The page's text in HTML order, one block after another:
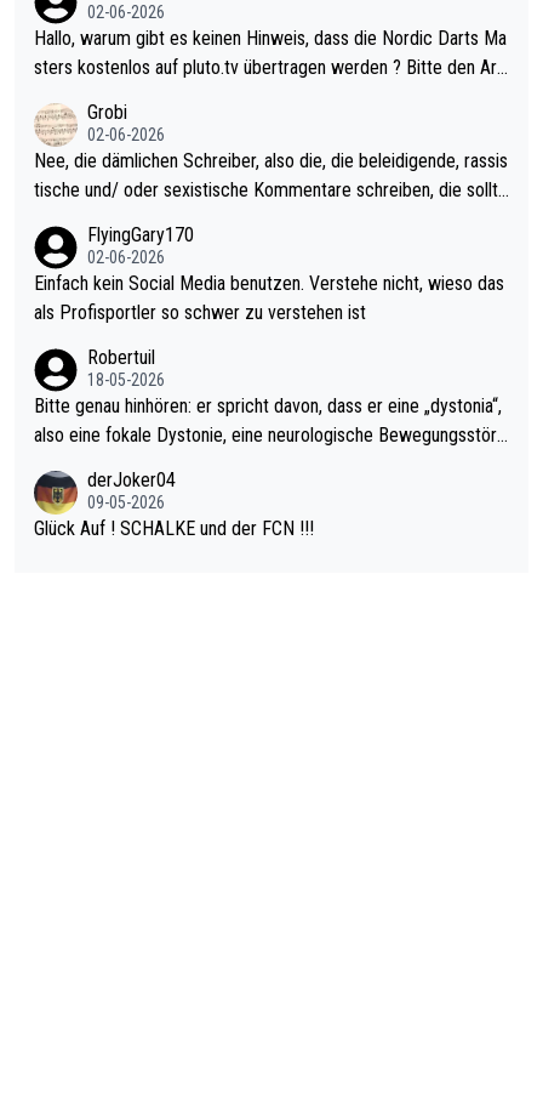
ziert. Somit ändert die automatische Qualifikation des Weltmei
sters erstmal nichts. Ich denke sie wollen damit für nächstes J
ohl wenig WDF Turniere spielen. Dies war bei Archie Self letzt
es Jahr der Fall. Er musste als amtierender Weltmeister durch
den Qualifier und ich glaube kaum, dass Mitchel sich das (in Ve
gas) antun würde, wenn er doch eigentlich die PDC-WM als Zi
el hat.
02-06-2026
Hallo, warum gibt es keinen Hinweis, dass die Nordic Darts Ma
sters kostenlos auf pluto.tv übertragen werden ? Bitte den Arti
Grobi
02-06-2026
Nee, die dämlichen Schreiber, also die, die beleidigende, rassis
tische und/ oder sexistische Kommentare schreiben, die sollte
s Leben in den Griff kriegen. Nur eins wundert mich: Luke Little
r war doch neulich erst derjenige, der über Social Media GvV p
rovoziert hat. Und Littlers Mutter schießt öfters mal gegen Ric
FlyingGary170
02-06-2026
Einfach kein Social Media benutzen. Verstehe nicht, wieso das
als Profisportler so schwer zu verstehen ist
Robertuil
18-05-2026
Bitte genau hinhören: er spricht davon, dass er eine „dystonia“,
also eine fokale Dystonie, eine neurologische Bewegungsstöru
erden, im Arm hat. Und, dass Medikamente ihm helfen! Ich glau
be immer noch, dass sehr viele der Dartits-Fälle fälschlich psy
derJoker04
09-05-2026
Glück Auf ! SCHALKE und der FCN !!!